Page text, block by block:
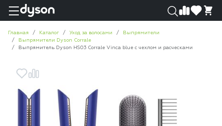
Главная Каталог Уход за волосами
Выпрямители
Выпрямители Dyson Corrale
Выпрямитель Dyson HS03 Corrale Vinca blue с чехлом и расческами